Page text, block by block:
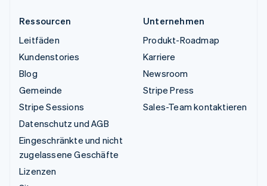
Ressourcen
Leitfäden
Kundenstories
Blog
Gemeinde
Stripe Sessions
Datenschutz und AGB
Eingeschränkte und nicht
zugelassene Geschäfte
Lizenzen
Unternehmen
Produkt-Roadmap
Karriere
Newsroom
Stripe Press
Sales-Team kontaktieren